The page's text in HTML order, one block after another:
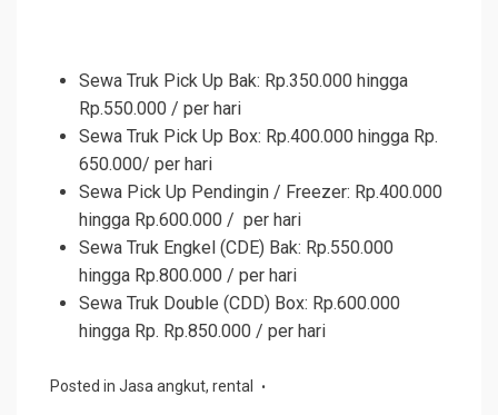
Sewa Truk Pick Up Bak: Rp.350.000 hingga
Rp.550.000 / per hari
Sewa Truk Pick Up Box: Rp.400.000 hingga Rp.
650.000/ per hari
Sewa Pick Up Pendingin / Freezer: Rp.400.000
hingga Rp.600.000 / per hari
Sewa Truk Engkel (CDE) Bak: Rp.550.000
hingga Rp.800.000 / per hari
Sewa Truk Double (CDD) Box: Rp.600.000
hingga Rp. Rp.850.000 / per hari
Posted in Jasa angkut, rental